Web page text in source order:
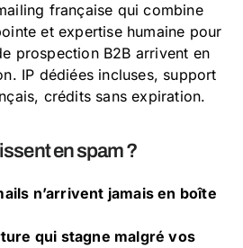
française qui combine
et expertise humaine pour
prospection B2B arrivent en
IP dédiées incluses, support
crédits sans expiration.
en spam ?
n’arrivent jamais en boîte
qui stagne malgré vos